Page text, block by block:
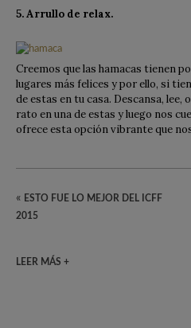
5. Arrullo de relax.
Creemos que las hamacas tienen
lugares más felices y por ello, si
de estas en tu casa. Descansa, lee,
rato en una de estas y luego nos
ofrece esta opción vibrante que
« ESTO FUE LO MEJOR DEL ICFF
2015
LEER MÁS +